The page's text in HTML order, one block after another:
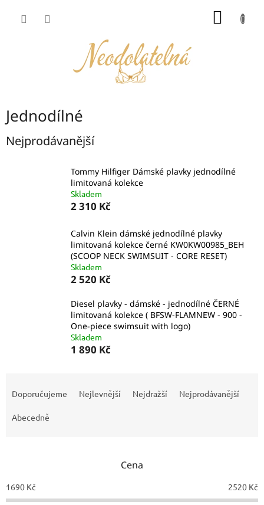
Jednodílné
Nejprodávanější
Tommy Hilfiger Dámské plavky jednodílné
limitovaná kolekce
Skladem
2 310 Kč
Calvin Klein dámské jednodílné plavky
limitovaná kolekce černé KW0KW00985_BEH
(SCOOP NECK SWIMSUIT - CORE RESET)
Skladem
2 520 Kč
Diesel plavky - dámské - jednodílné ČERNÉ
limitovaná kolekce ( BFSW-FLAMNEW - 900 -
One-piece swimsuit with logo)
Skladem
1 890 Kč
o
d
Doporučujeme Nejlevnější Nejdražší Nejprodávanější
Abecedně
Cena
1690 Kč 2520 Kč